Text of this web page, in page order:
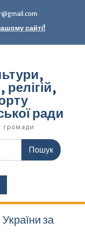
сайті!
ради
громади
за